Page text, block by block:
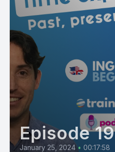
Episode 19
January 25, 2024 • 00:17:58